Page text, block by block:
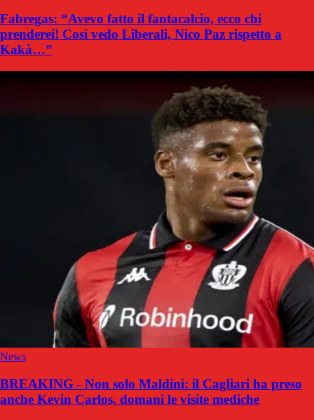
Fabregas: “Avevo fatto il fantacalcio, ecco chi
prenderei! Così vedo Liberali, Nico Paz rispetto a
Kakà…”
News
BREAKING - Non solo Maldini: il Cagliari ha preso
anche Kevin Carlos, domani le visite mediche